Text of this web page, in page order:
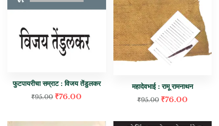
फुटपायरीचा सम्राट : विजय तेंडुलकर
₹95.00 ₹76.00
महादेवभाई : रामू रामनाथन
₹95.00 ₹76.00